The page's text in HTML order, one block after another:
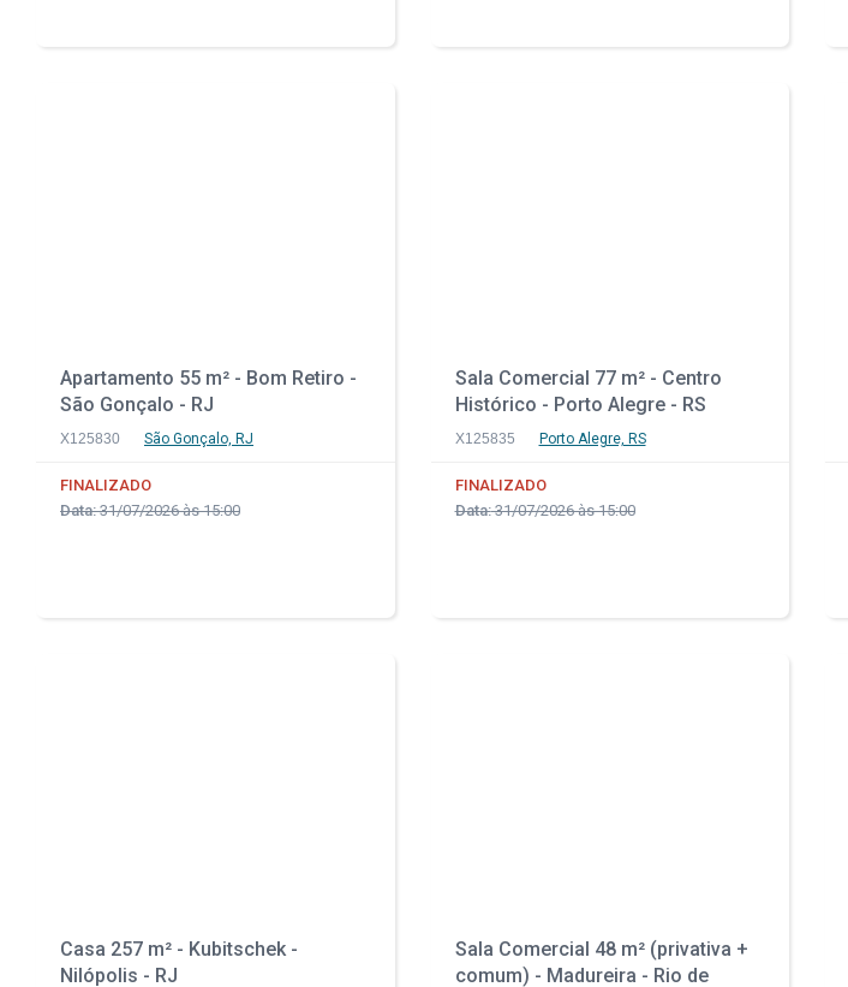
Apartamento 55 m² - Bom Retiro -
São Gonçalo - RJ
X125830 São Gonçalo, RJ
FINALIZADO
Data:31/07/2026 às 15:00
Sala Comercial 77 m² - Centro
Histórico - Porto Alegre - RS
X125835 Porto Alegre, RS
FINALIZADO
Data:31/07/2026 às 15:00
Casa 257 m² - Kubitschek -
Nilópolis - RJ
Sala Comercial 48 m² (privativa +
comum) - Madureira - Rio de